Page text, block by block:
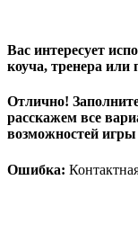
Вас интересует
коуча, тренера или
Отлично!
расскажем все
возможностей
Ошибка: